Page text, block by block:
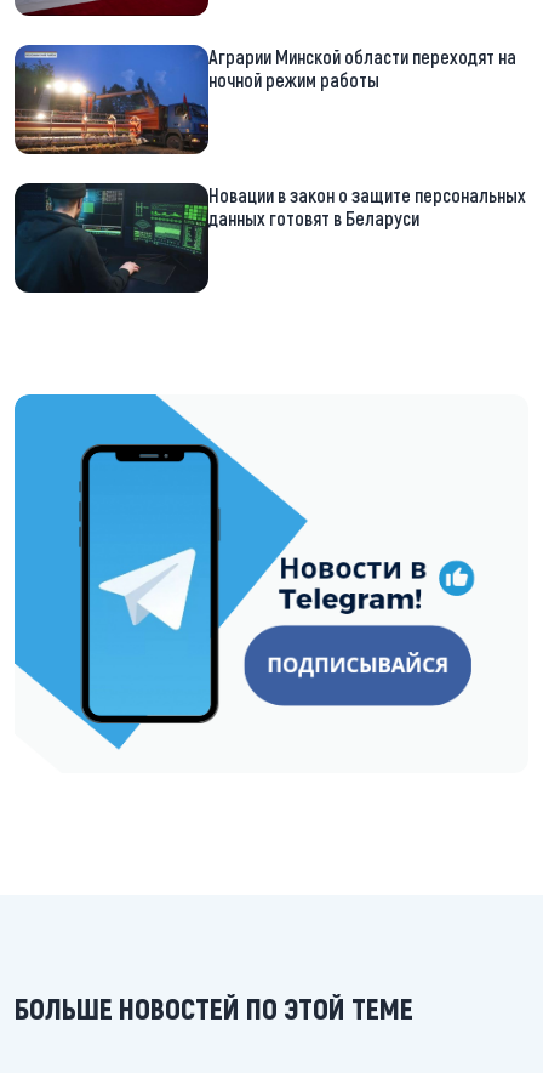
Аграрии Минской области переходят на
ночной режим работы
Новации в закон о защите персональных
данных готовят в Беларуси
https://t.me/minskctvby
БОЛЬШЕ НОВОСТЕЙ ПО ЭТОЙ ТЕМЕ